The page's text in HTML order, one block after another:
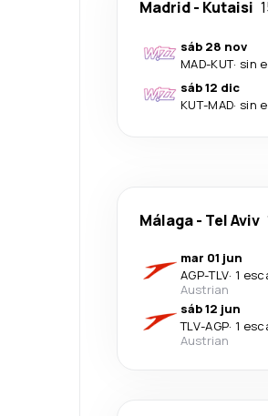
Madrid- Kutaisi
sáb 28 nov
MAD-KUT· sin
sáb 12 dic
KUT-MAD· sin
Málaga- Tel Aviv
mar 01 jun
AGP-TLV· 1
Austrian
sáb 12 jun
TLV-AGP· 1
Austrian